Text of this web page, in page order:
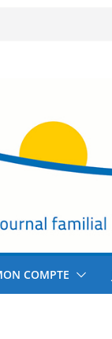
COMPTE